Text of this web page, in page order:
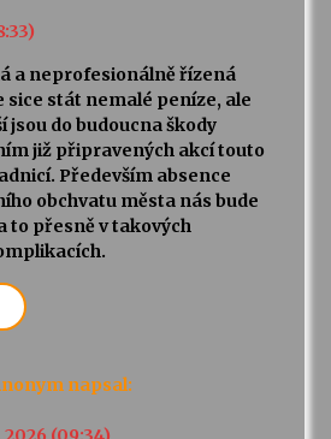
a neprofesionálně řízená
sice stát nemalé peníze, ale
jsou do budoucna škody
již připravených akcí touto
Především absence
obchvatu města nás bude
to přesně v takových
napsal: